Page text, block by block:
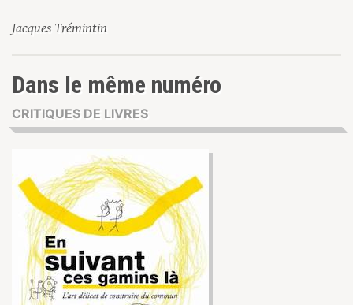
Jacques Trémintin
Dans le même numéro
CRITIQUES DE LIVRES